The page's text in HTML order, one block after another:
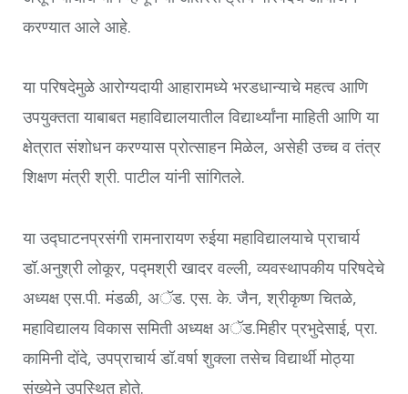
करण्यात आले आहे.
या परिषदेमुळे आरोग्यदायी आहारामध्ये भरडधान्याचे महत्व आणि
उपयुक्तता याबाबत महाविद्यालयातील विद्यार्थ्यांना माहिती आणि या
क्षेत्रात संशोधन करण्यास प्रोत्साहन मिळेल, असेही उच्च व तंत्र
शिक्षण मंत्री श्री. पाटील यांनी सांगितले.
या उद्घाटनप्रसंगी रामनारायण रुईया महाविद्यालयाचे प्राचार्य
डॉ.अनुश्री लोकूर, पद्मश्री खादर वल्ली, व्यवस्थापकीय परिषदेचे
अध्यक्ष एस.पी. मंडळी, अॅड. एस. के. जैन, श्रीकृष्ण चितळे,
महाविद्यालय विकास समिती अध्यक्ष अॅड.मिहीर प्रभुदेसाई, प्रा.
कामिनी दोंदे, उपप्राचार्य डॉ.वर्षा शुक्ला तसेच विद्यार्थी मोठ्या
संख्येने उपस्थित होते.